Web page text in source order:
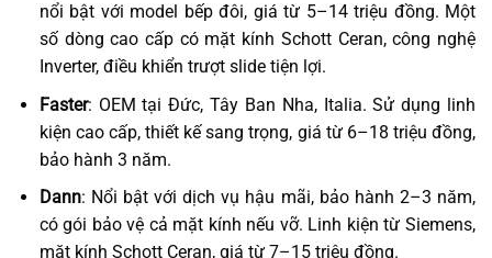
nổi bật với model bếp đôi, giá từ 5–14 triệu đồng. Một
số dòng cao cấp có mặt kính Schott Ceran, công nghệ
Inverter, điều khiển trượt slide tiện lợi.
Faster: OEM tại Đức, Tây Ban Nha, Italia. Sử dụng linh
kiện cao cấp, thiết kế sang trọng, giá từ 6–18 triệu đồng,
bảo hành 3 năm.
Dann: Nổi bật với dịch vụ hậu mãi, bảo hành 2–3 năm,
có gói bảo vệ cả mặt kính nếu vỡ. Linh kiện từ Siemens,
mặt kính Schott Ceran, giá từ 7–15 triệu đồng.